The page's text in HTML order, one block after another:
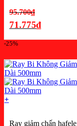
95.700₫Giá
gốc
71.775₫
tại
là:
71.775₫.
-25%
+
Ray giảm chấn hafele